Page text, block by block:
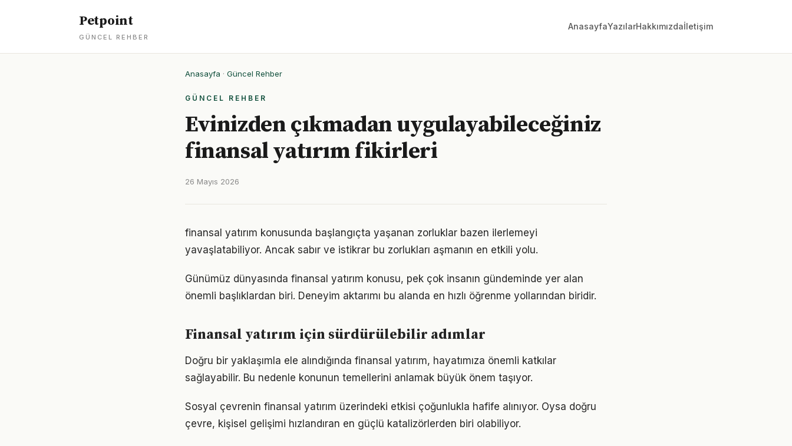
Petpoint
GÜNCEL REHBER
AnasayfaYazılarHakkımızdaİletişim
Anasayfa · Güncel Rehber
GÜNCEL REHBER
Evinizden çıkmadan uygulayabileceğiniz
finansal yatırım fikirleri
26 Mayıs 2026
finansal yatırım konusunda başlangıçta yaşanan zorluklar bazen ilerlemeyi
yavaşlatabiliyor. Ancak sabır ve istikrar bu zorlukları aşmanın en etkili yolu.
Günümüz dünyasında finansal yatırım konusu, pek çok insanın gündeminde yer alan
önemli başlıklardan biri. Deneyim aktarımı bu alanda en hızlı öğrenme yollarından biridir.
Finansal yatırım için sürdürülebilir adımlar
Doğru bir yaklaşımla ele alındığında finansal yatırım, hayatımıza önemli katkılar
sağlayabilir. Bu nedenle konunun temellerini anlamak büyük önem taşıyor.
Sosyal çevrenin finansal yatırım üzerindeki etkisi çoğunlukla hafife alınıyor. Oysa doğru
çevre, kişisel gelişimi hızlandıran en güçlü katalizörlerden biri olabiliyor.